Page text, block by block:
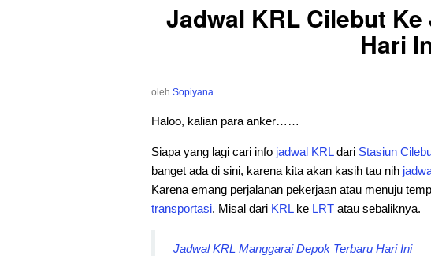
Jadwal KRL Cilebut
Hari
oleh Sopiyana
Haloo, kalian para anker……
Siapa yang lagi cari info jadwal KRLdari Stasiun
banget ada di sini, karena kita akan kasih tau nih
Karena emang perjalanan pekerjaan atau menuju
transportasi. Misal dari KRLke LRT atau sebaliknya.
Jadwal KRL Manggarai Depok Terbaru Hari Ini